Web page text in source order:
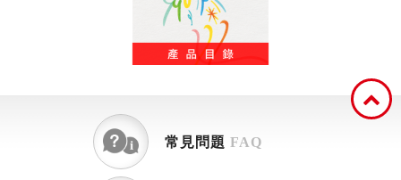
常見問題 FAQ